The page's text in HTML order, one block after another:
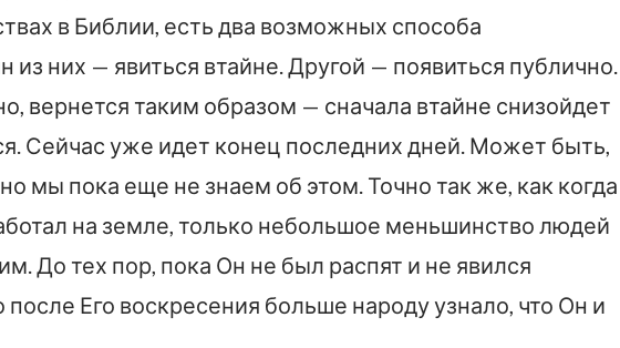
в Библии, есть два возможных способа
из них — явиться втайне. Другой — появиться публично.
вернется таким образом — сначала втайне снизойдет
Сейчас уже идет конец последних дней. Может быть,
мы пока еще не знаем об этом. Точно так же, как когда
на земле, только небольшое меньшинство людей
До тех пор, пока Он не был распят и не явился
Его воскресения больше народу узнало, что Он и